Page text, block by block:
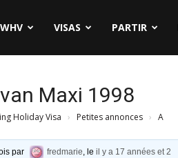
WHV VISAS PARTIR
Maxi 1998
Holiday Visa › Petites annonces › A
par fredmarie, leil y a 17 années et 2